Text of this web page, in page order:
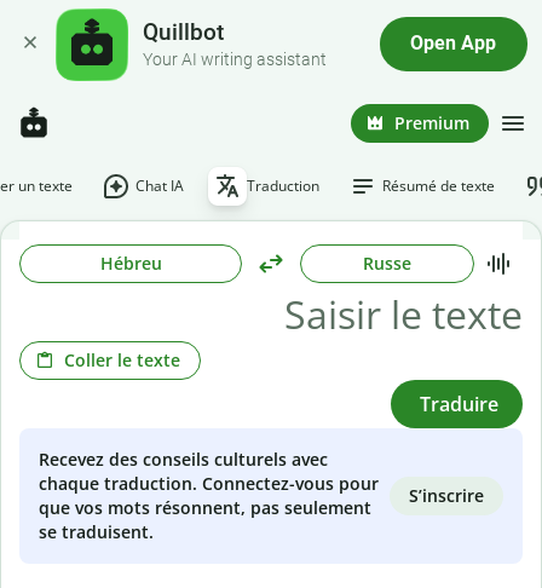
Quillbot
Your AI writing assistant
Open App
Premium
un texte Chat IA Traduction Résumé de texte
Hébreu Russe
Coller le texte
Traduire
Recevez des conseils culturels avec
chaque traduction. Connectez-vous pour
que vos mots résonnent, pas seulement
se traduisent.
S’inscrire